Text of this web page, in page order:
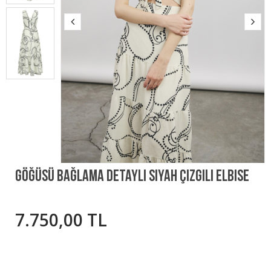
Göğüsü Bağlama Detaylı Siyah Çizgili Elbise
7.750,00 TL